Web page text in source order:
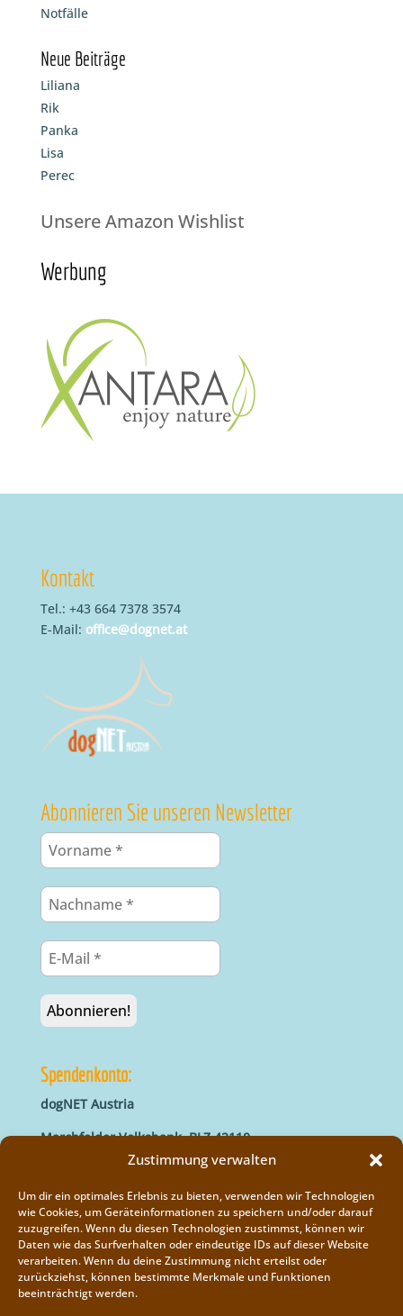
Zustimmung verwalten
Um dir ein optimales Erlebnis zu bieten, verwenden wir Technologien
wie Cookies, um Geräteinformationen zu speichern und/oder darauf
zuzugreifen. Wenn du diesen Technologien zustimmst, können wir
Daten wie das Surfverhalten oder eindeutige IDs auf dieser Website
verarbeiten. Wenn du deine Zustimmung nicht erteilst oder
zurückziehst, können bestimmte Merkmale und Funktionen
beeinträchtigt werden.
Notfälle
Neue Beiträge
Liliana
Rik
Panka
Lisa
Perec
Unsere Amazon Wishlist
Werbung
Kontakt
Tel.: +43 664 7378 3574
E-Mail: office@dognet.at
Abonnieren Sie unseren Newsletter
Spendenkonto:
dogNET Austria
Marchfelder Volksbank, BLZ 42110
IBAN: AT66 4211 0421 5000 0000